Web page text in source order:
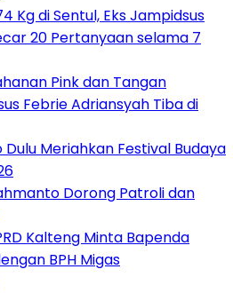
Kg di Sentul, Eks Jampidsus
20 Pertanyaan selama 7
Pink dan Tangan
Febrie Adriansyah Tiba di
Meriahkan Festival Budaya
Dorong Patroli dan
Kalteng Minta Bapenda
BPH Migas